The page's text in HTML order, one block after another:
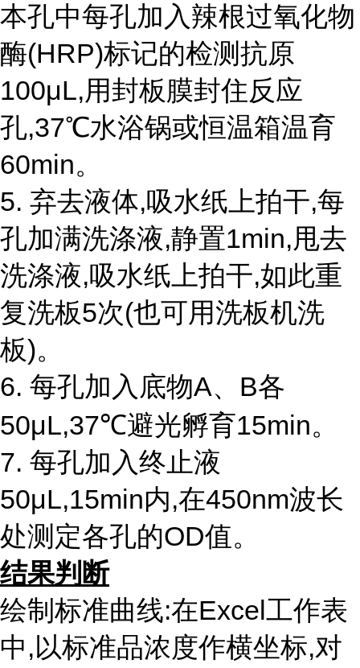
本孔中每孔加入辣根过氧化物
酶(HRP)标记的检测抗原
100μL,用封板膜封住反应
孔,37℃水浴锅或恒温箱温育
60min。
5. 弃去液体,吸水纸上拍干,每
孔加满洗涤液,静置1min,甩去
洗涤液,吸水纸上拍干,如此重
复洗板5次(也可用洗板机洗
板)。
6. 每孔加入底物A、B各
50μL,37℃避光孵育15min。
7. 每孔加入终止液
50μL,15min内,在450nm波长
处测定各孔的OD值。
结果判断
绘制标准曲线:在Excel工作表
中,以标准品浓度作横坐标,对